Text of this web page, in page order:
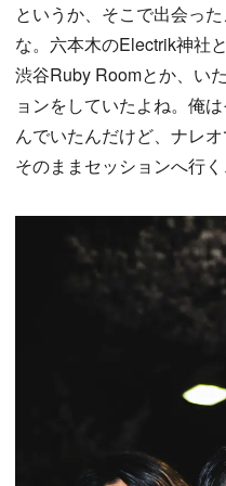
というか、そこで出会っ
な。六本木のElectrik神社
渋谷Ruby Roomとか、い
ョンをしていたよね。俺
んでいたんだけど、ナレ
そのままセッションへ行